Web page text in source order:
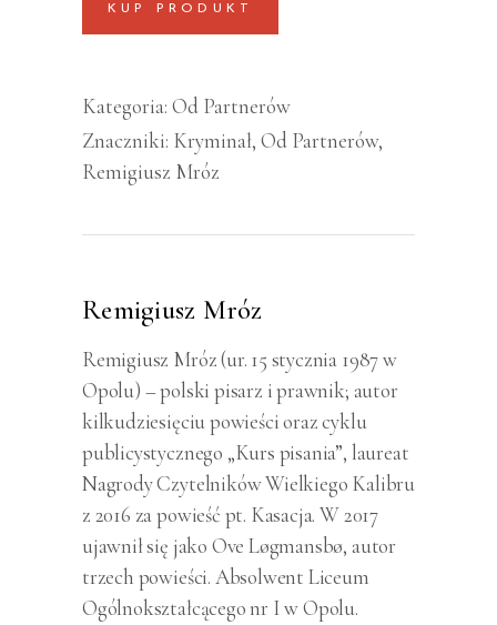
KUP PRODUKT
Kategoria: Od Partnerów
Znaczniki: Kryminał, Od Partnerów,
Remigiusz Mróz
Remigiusz Mróz
Remigiusz Mróz (ur. 15 stycznia 1987 w
Opolu) – polski pisarz i prawnik; autor
kilkudziesięciu powieści oraz cyklu
publicystycznego „Kurs pisania”, laureat
Nagrody Czytelników Wielkiego Kalibru
z 2016 za powieść pt. Kasacja. W 2017
ujawnił się jako Ove Løgmansbø, autor
trzech powieści. Absolwent Liceum
Ogólnokształcącego nr I w Opolu.